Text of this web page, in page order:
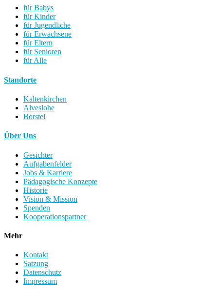
für Babys
für Kinder
für Jugendliche
für Erwachsene
für Eltern
für Senioren
für Alle
Standorte
Kaltenkirchen
Alveslohe
Borstel
Über Uns
Gesichter
Aufgabenfelder
Jobs & Karriere
Pädagogische Konzepte
Historie
Vision & Mission
Spenden
Kooperationspartner
Mehr
Kontakt
Satzung
Datenschutz
Impressum